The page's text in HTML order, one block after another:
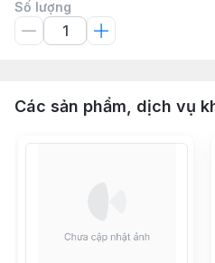
Số lượng
Các sản phẩm, dịch vụ